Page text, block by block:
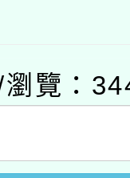
請許可
署委託
理「
節水達
(星期六
系列
景藝術
覽：